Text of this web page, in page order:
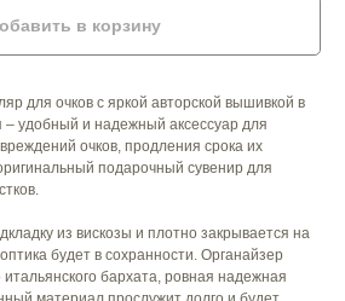
в корзину
для очков с яркой авторской вышивкой в
– удобный и надежный аксессуар для
очков, продления срока их
подарочный сувенир для
из вискозы и плотно закрывается на
будет в сохранности. Органайзер
бархата, ровная надежная